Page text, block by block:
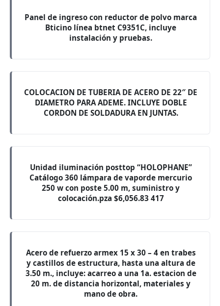
Panel de ingreso con reductor de polvo marca
Bticino línea btnet C9351C, incluye
instalación y pruebas.
COLOCACION DE TUBERIA DE ACERO DE 22″ DE
DIAMETRO PARA ADEME. INCLUYE DOBLE
CORDON DE SOLDADURA EN JUNTAS.
Unidad iluminación posttop “HOLOPHANE”
Catálogo 360 lámpara de vaporde mercurio
250 w con poste 5.00 m, suministro y
colocación.pza $6,056.83 417
Acero de refuerzo armex 15 x 30 – 4 en trabes
y castillos de estructura, hasta una altura de
3.50 m., incluye: acarreo a una 1a. estacion de
20 m. de distancia horizontal, materiales y
mano de obra.